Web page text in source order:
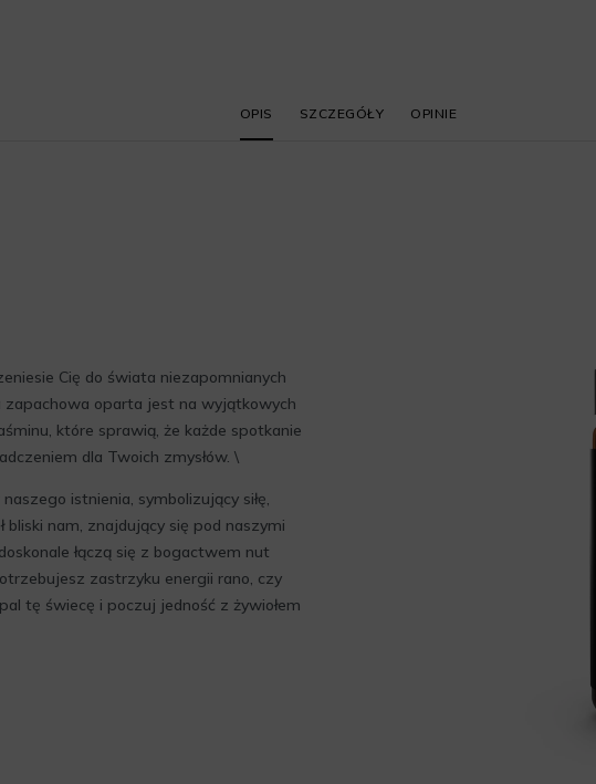
OPIS SZCZEGÓŁY OPINIE
Cię do świata niezapomnianych
zapachowa oparta jest na wyjątkowych
które sprawią, że każde spotkanie
dla Twoich zmysłów. \
istnienia, symbolizujący siłę,
nam, znajdujący się pod naszymi
łączą się z bogactwem nut
zastrzyku energii rano, czy
tę świecę i poczuj jedność z żywiołem